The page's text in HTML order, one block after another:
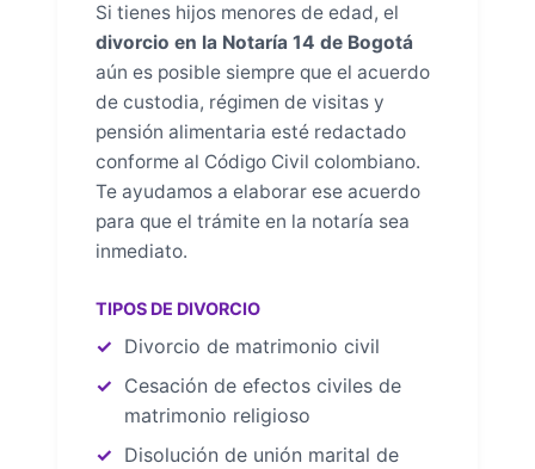
Si tienes hijos menores de edad, el
divorcio en la Notaría 14 de Bogotá
aún es posible siempre que el acuerdo
de custodia, régimen de visitas y
pensión alimentaria esté redactado
conforme al Código Civil colombiano.
Te ayudamos a elaborar ese acuerdo
para que el trámite en la notaría sea
inmediato.
TIPOS DE DIVORCIO
Divorcio de matrimonio civil
Cesación de efectos civiles de
matrimonio religioso
Disolución de unión marital de